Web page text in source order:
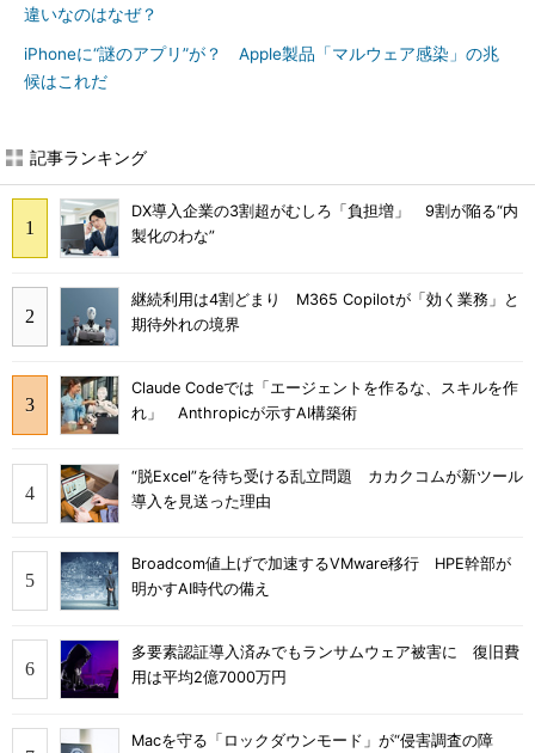
違いなのはなぜ？
iPhoneに“謎のアプリ”が？ Apple製品「マルウェア感染」の兆
候はこれだ
記事ランキング
DX導入企業の3割超がむしろ「負担増」 9割が陥る“内
製化のわな”
継続利用は4割どまり M365 Copilotが「効く業務」と
期待外れの境界
Claude Codeでは「エージェントを作るな、スキルを作
れ」 Anthropicが示すAI構築術
“脱Excel”を待ち受ける乱立問題 カカクコムが新ツール
導入を見送った理由
Broadcom値上げで加速するVMware移行 HPE幹部が
明かすAI時代の備え
多要素認証導入済みでもランサムウェア被害に 復旧費
用は平均2億7000万円
Macを守る「ロックダウンモード」が“侵害調査の障